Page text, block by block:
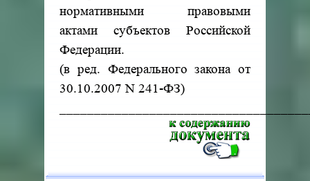
нормативными правовыми
актами субъектов Российской
Федерации.
(в ред. Федерального закона от
30.10.2007 N 241-ФЗ)